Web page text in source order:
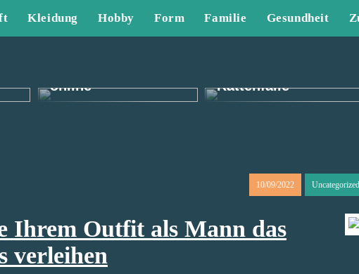
Kleidung Hobby Form Familie Gesundheit
online
Rattenfalle
10/09/2022 Uncategorized
Ihrem Outfit als Mann das
verleihen